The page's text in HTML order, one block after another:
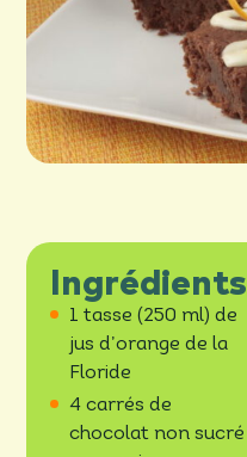
Ingrédients
1 tasse (250 ml) de
jus d’orange de la
Floride
4 carrés de
chocolat non sucré